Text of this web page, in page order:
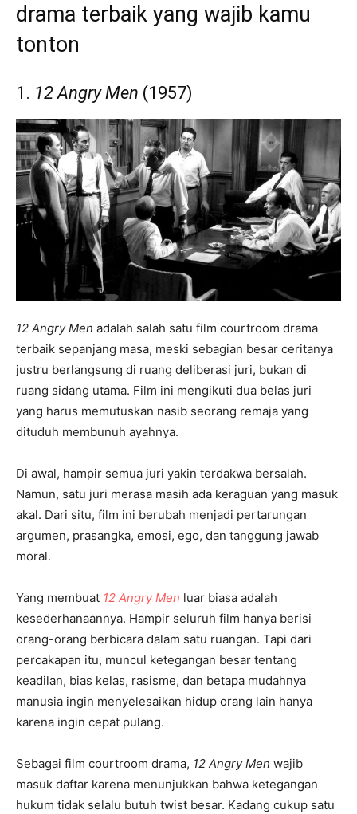
drama terbaik yang wajib kamu
tonton
1. 12 Angry Men (1957)
12 Angry Men adalah salah satu film courtroom drama
terbaik sepanjang masa, meski sebagian besar ceritanya
justru berlangsung di ruang deliberasi juri, bukan di
ruang sidang utama. Film ini mengikuti dua belas juri
yang harus memutuskan nasib seorang remaja yang
dituduh membunuh ayahnya.
Di awal, hampir semua juri yakin terdakwa bersalah.
Namun, satu juri merasa masih ada keraguan yang masuk
akal. Dari situ, film ini berubah menjadi pertarungan
argumen, prasangka, emosi, ego, dan tanggung jawab
moral.
Yang membuat 12 Angry Men luar biasa adalah
kesederhanaannya. Hampir seluruh film hanya berisi
orang-orang berbicara dalam satu ruangan. Tapi dari
percakapan itu, muncul ketegangan besar tentang
keadilan, bias kelas, rasisme, dan betapa mudahnya
manusia ingin menyelesaikan hidup orang lain hanya
karena ingin cepat pulang.
Sebagai film courtroom drama, 12 Angry Men wajib
masuk daftar karena menunjukkan bahwa ketegangan
hukum tidak selalu butuh twist besar. Kadang cukup satu